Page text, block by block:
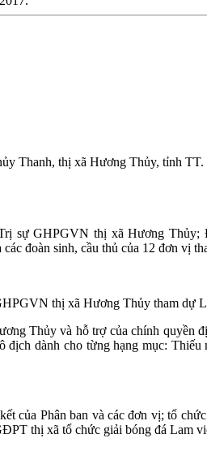
Thanh, thị xã Hương Thủy, tỉnh
GHPGVN thị xã Hương
đoàn sinh, cầu thủ của 12 đơn vị
thị xã Hương Thủy tham dự
Thủy và hỗ trợ của chính quyền
dành cho từng hạng mục:
Phân ban và các đơn vị; tổ
thị xã tổ chức giải bóng đá Lam